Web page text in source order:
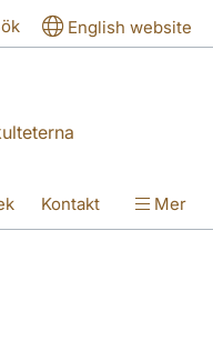
English website
Kontakt Mer